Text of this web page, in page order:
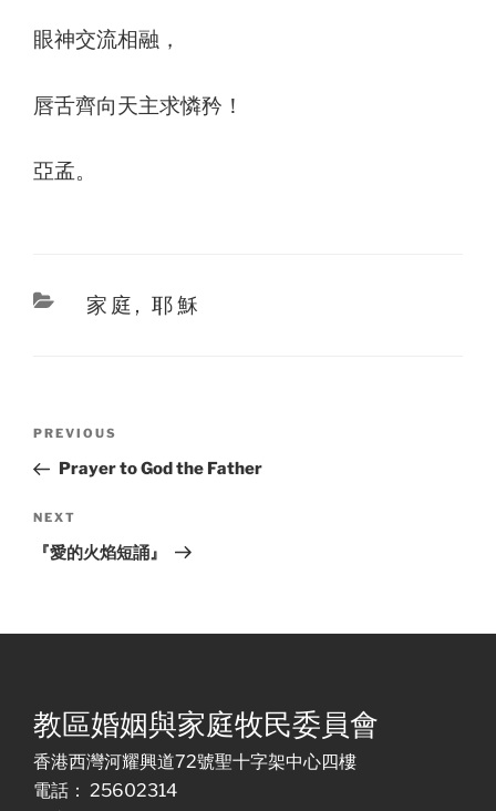
眼神交流相融，
唇舌齊向天主求憐矜！
亞孟。
Categories
家庭 ,耶穌
Previous
Post
PREVIOUS
Prayer to God the Father
Next
Post
NEXT
『愛的火焰短誦』
教區婚姻與家庭牧民委員會
香港西灣河耀興道72號聖十字架中心四樓
電話： 25602314